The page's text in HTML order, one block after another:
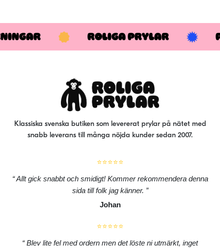
ROLIGA PRYLAR
Klassiska svenska butiken som levererat prylar på nätet med
snabb leverans till många nöjda kunder sedan 2007.
⭐⭐⭐⭐⭐
Allt gick snabbt och smidigt! Kommer rekommendera denna
sida till folk jag känner.
Johan
⭐⭐⭐⭐⭐
Blev lite fel med ordern men det löste ni utmärkt, inget